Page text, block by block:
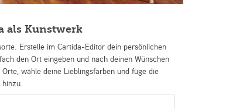
als Kunstwerk
Erstelle im Cartida-Editor dein persönlichen
den Ort eingeben und nach deinen Wünschen
wähle deine Lieblingsfarben und füge die